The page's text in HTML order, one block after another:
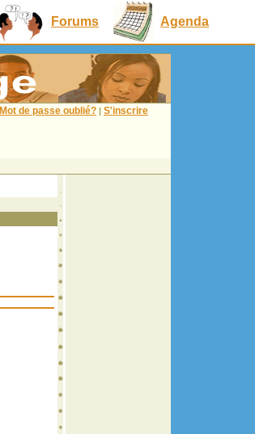
Forums Agenda
Mot de passe oublié? | S'inscrire